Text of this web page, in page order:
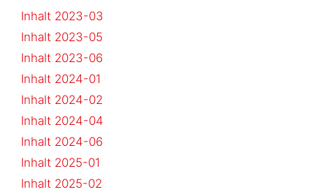
Inhalt 2023-03
Inhalt 2023-05
Inhalt 2023-06
Inhalt 2024-01
Inhalt 2024-02
Inhalt 2024-04
Inhalt 2024-06
Inhalt 2025-01
Inhalt 2025-02